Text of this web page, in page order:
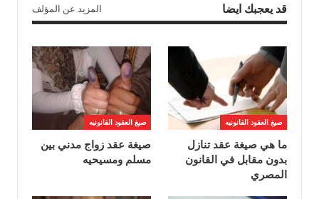
قد يعجبك ايضا المزيد عن المؤلف
صيغ العقود القانونيه
ما هي صيغة عقد تنازل
بدون مقابل في القانون
المصري
صيغ العقود القانونيه
صيغة عقد زواج مدني بين
مسلم ومسيحيه